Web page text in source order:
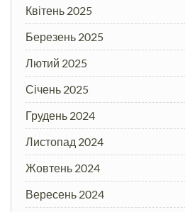
Квітень 2025
Березень 2025
Лютий 2025
Січень 2025
Грудень 2024
Листопад 2024
Жовтень 2024
Вересень 2024